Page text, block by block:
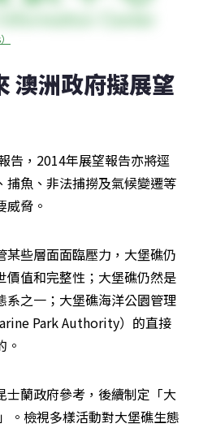
澳洲政府擬展望
告，2014年展望報告亦將逕
捕魚、非法捕撈及氣候變遷等
威脅。
些層面面臨壓力，大堡礁仍
價值和完整性；大堡礁仍然是
系之一；大堡礁海洋公園管理
Park Authority）的直接
。
士蘭政府參考，後續制定「大
。檢視多樣活動對大堡礁生態